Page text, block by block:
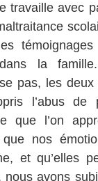
travaille avec
la
pas, les deux
l’abus de
que l’on
nos
et qu’elles
avons